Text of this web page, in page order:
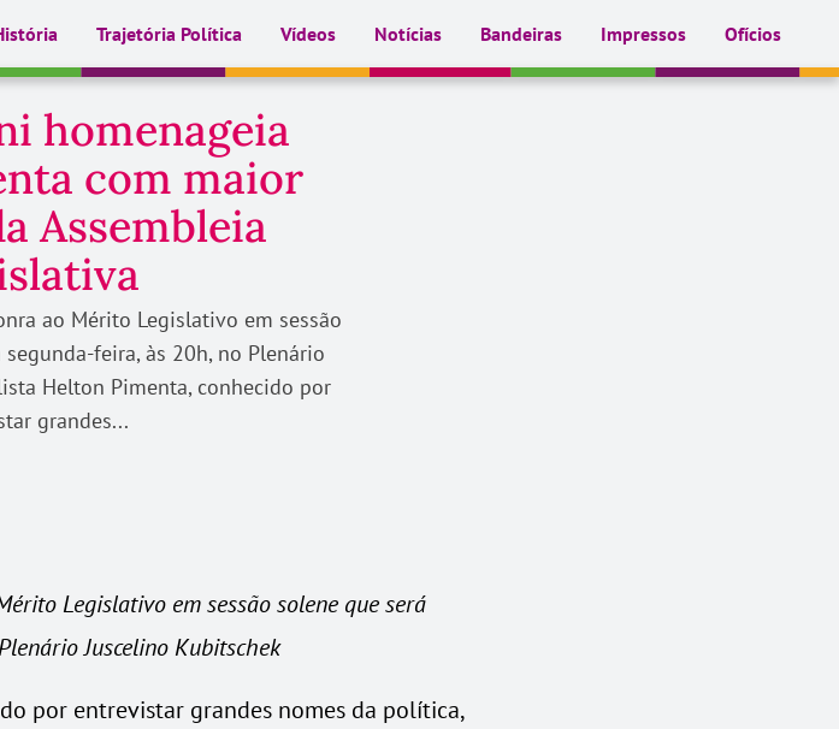
Trajetória Política Vídeos Notícias Bandeiras Impressos Ofícios
homenageia
com maior
Assembleia
ao Mérito Legislativo em sessão
feira, às 20h, no Plenário
Helton Pimenta, conhecido por
grandes...
Legislativo em sessão solene que será
Juscelino Kubitschek
por entrevistar grandes nomes da política,